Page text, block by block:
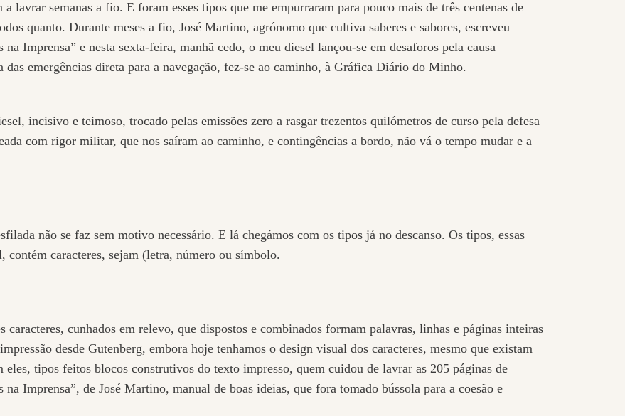
lavrar semanas a fio. E foram esses tipos que me empurraram para pouco mais de três centenas de
quanto. Durante meses a fio, José Martino, agrónomo que cultiva saberes e sabores, escreveu
Imprensa” e nesta sexta-feira, manhã cedo, o meu diesel lançou-se em desaforos pela causa
emergências direta para a navegação, fez-se ao caminho, à Gráfica Diário do Minho.
incisivo e teimoso, trocado pelas emissões zero a rasgar trezentos quilómetros de curso pela defesa
com rigor militar, que nos saíram ao caminho, e contingências a bordo, não vá o tempo mudar e a
não se faz sem motivo necessário. E lá chegámos com os tipos já no descanso. Os tipos, essas
caracteres, sejam (letra, número ou símbolo.
caracteres, cunhados em relevo, que dispostos e combinados formam palavras, linhas e páginas inteiras
desde Gutenberg, embora hoje tenhamos o design visual dos caracteres, mesmo que existam
tipos feitos blocos construtivos do texto impresso, quem cuidou de lavrar as 205 páginas de
Imprensa”, de José Martino, manual de boas ideias, que fora tomado bússola para a coesão e